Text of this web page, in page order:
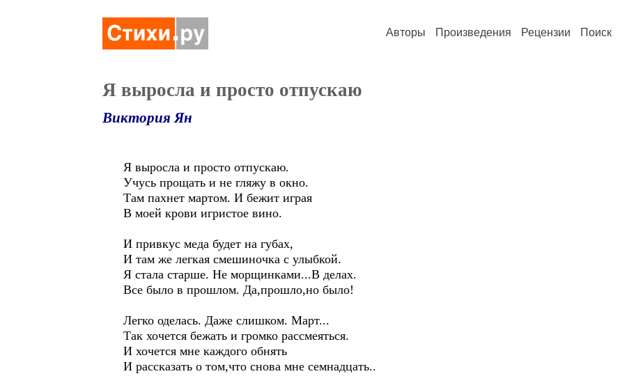
Авторы Произведения Рецензии Поиск
Я выросла и просто отпускаю
Виктория Ян
Я выросла и просто отпускаю.
Учусь прощать и не гляжу в окно.
Там пахнет мартом. И бежит играя
В моей крови игристое вино.
И привкус меда будет на губах,
И там же легкая смешиночка с улыбкой.
Я стала старше. Не морщинками...В делах.
Все было в прошлом. Да,прошло,но было!
Легко оделась. Даже слишком. Март...
Так хочется бежать и громко рассмеяться.
И хочется мне каждого обнять
И рассказать о том,что снова мне семнадцать..